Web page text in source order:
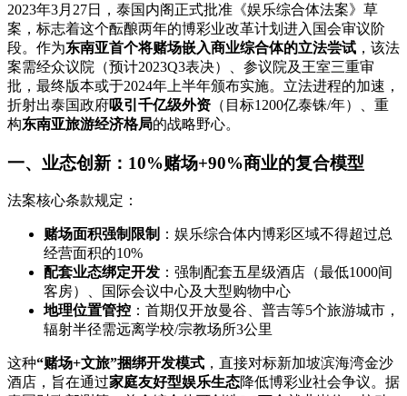
2023年3月27日，泰国内阁正式批准《娱乐综合体法案》草
案，标志着这个酝酿两年的博彩业改革计划进入国会审议阶
段。作为‌东南亚首个将赌场嵌入商业综合体的立法尝试 ‌，该法
案需经众议院（预计2023Q3表决）、参议院及王室三重审
批，最终版本或于2024年上半年颁布实施。立法进程的加速，
折射出泰国政府‌吸引千亿级外资 ‌（目标1200亿泰铢/年）、重
构‌东南亚旅游经济格局‌的战略野心。
一、业态创新：10%赌场+90%商业的复合模型
法案核心条款规定：
赌场面积强制限制 ‌：娱乐综合体内博彩区域不得超过总
经营面积的10%
配套业态绑定开发 ‌：强制配套五星级酒店（最低1000间
客房）、国际会议中心及大型购物中心
地理位置管控 ‌：首期仅开放曼谷、普吉等5个旅游城市，
辐射半径需远离学校/宗教场所3公里
这种‌“赌场+文旅”捆绑开发模式 ‌，直接对标新加坡滨海湾金沙
酒店，旨在通过‌家庭友好型娱乐生态‌降低博彩业社会争议。据